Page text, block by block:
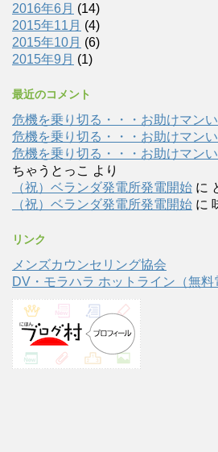
2016年6月 (14)
2015年11月 (4)
2015年10月 (6)
2015年9月 (1)
最近のコメント
危機を乗り切る・・・お助けマン
危機を乗り切る・・・お助けマン
危機を乗り切る・・・お助けマン
ちゃうとっこ より
（祝）ベランダ発電所発電開始 に
（祝）ベランダ発電所発電開始 に
リンク
メンズカウンセリング協会
DV・モラハラ ホットライン（無料